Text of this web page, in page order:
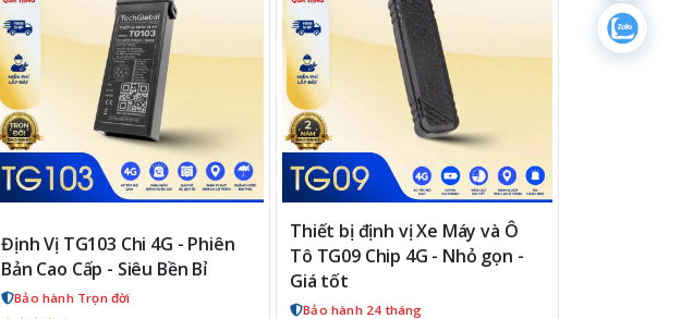
Định Vị TG103 Chi 4G - Phiên
Bản Cao Cấp - Siêu Bền Bỉ
Bảo hành Trọn đời
Thiết bị định vị Xe Máy và Ô
Tô TG09 Chip 4G - Nhỏ gọn -
Giá tốt
Bảo hành 24 tháng